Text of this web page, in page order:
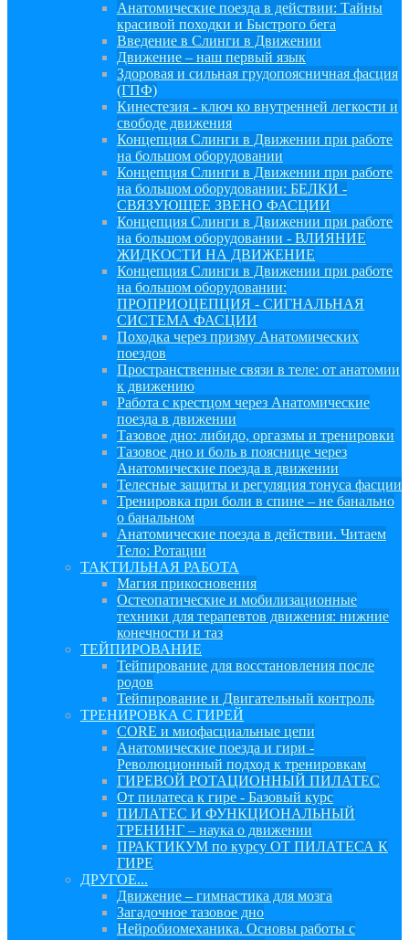
Анатомические поезда в действии: Тайны
красивой походки и Быстрого бега
Введение в Слинги в Движении
Движение – наш первый язык
Здоровая и сильная грудопоясничная фасция
(ГПФ)
Кинестезия - ключ ко внутренней легкости и
свободе движения
Концепция Слинги в Движении при работе
на большом оборудовании
Концепция Слинги в Движении при работе
на большом оборудовании: БЕЛКИ -
СВЯЗУЮЩЕЕ ЗВЕНО ФАСЦИИ
Концепция Слинги в Движении при работе
на большом оборудовании - ВЛИЯНИЕ
ЖИДКОСТИ НА ДВИЖЕНИЕ
Концепция Слинги в Движении при работе
на большом оборудовании:
ПРОПРИОЦЕПЦИЯ - СИГНАЛЬНАЯ
СИСТЕМА ФАСЦИИ
Походка через призму Анатомических
поездов
Пространственные связи в теле: от анатомии
к движению
Работа с крестцом через Анатомические
поезда в движении
Тазовое дно: либидо, оргазмы и тренировки
Тазовое дно и боль в пояснице через
Анатомические поезда в движении
Телесные защиты и регуляция тонуса фасции
Тренировка при боли в спине – не банально
о банальном
Анатомические поезда в действии. Читаем
Тело: Ротации
ТАКТИЛЬНАЯ РАБОТА
Магия прикосновения
Остеопатические и мобилизационные
техники для терапевтов движения: нижние
конечности и таз
ТЕЙПИРОВАНИЕ
Тейпирование для восстановления после
родов
Тейпирование и Двигательный контроль
ТРЕНИРОВКА С ГИРЕЙ
CORE и миофасциальные цепи
Анатомические поезда и гири -
Революционный подход к тренировкам
ГИРЕВОЙ РОТАЦИОННЫЙ ПИЛАТЕС
От пилатеса к гире - Базовый курс
ПИЛАТЕС И ФУНКЦИОНАЛЬНЫЙ
ТРЕНИНГ – наука о движении
ПРАКТИКУМ по курсу ОТ ПИЛАТЕСА К
ГИРЕ
ДРУГОЕ...
Движение – гимнастика для мозга
Загадочное тазовое дно
Нейробиомеханика. Основы работы с